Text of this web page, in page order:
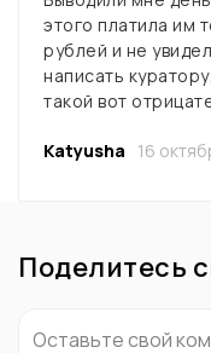
этого платила им
рублей и не
написать
такой вот
Katyusha 16
Поделитесь